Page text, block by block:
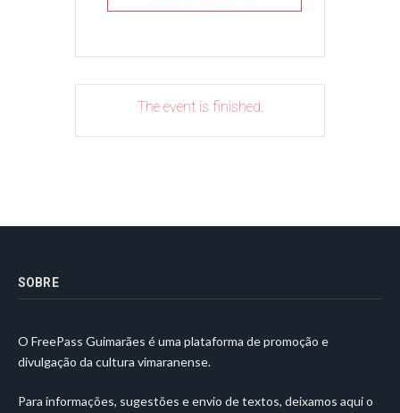
The event is finished.
SOBRE
O FreePass Guimarães é uma plataforma de promoção e
divulgação da cultura vimaranense.
Para informações, sugestões e envio de textos, deixamos aqui o